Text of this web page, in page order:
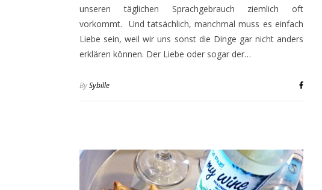
unseren täglichen Sprachgebrauch ziemlich oft
vorkommt. Und tatsächlich, manchmal muss es einfach
Liebe sein, weil wir uns sonst die Dinge gar nicht anders
erklären können. Der Liebe oder sogar der…
BySybille